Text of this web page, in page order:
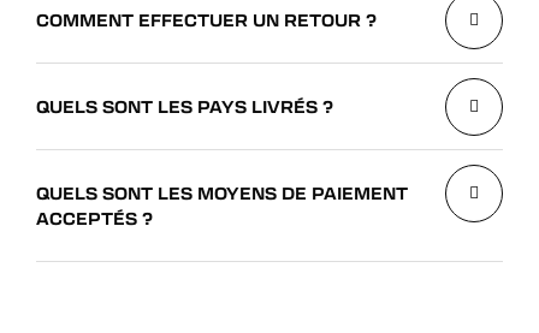
COMMENT EFFECTUER UN RETOUR ?
QUELS SONT LES PAYS LIVRÉS ?
QUELS SONT LES MOYENS DE PAIEMENT
ACCEPTÉS ?